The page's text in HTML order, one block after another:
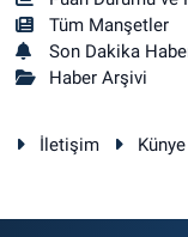
Tüm Manşetler
Son Dakika
Haber Arşivi
İletişim Künye